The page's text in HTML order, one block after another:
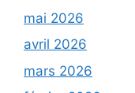
mai 2026
avril 2026
mars 2026